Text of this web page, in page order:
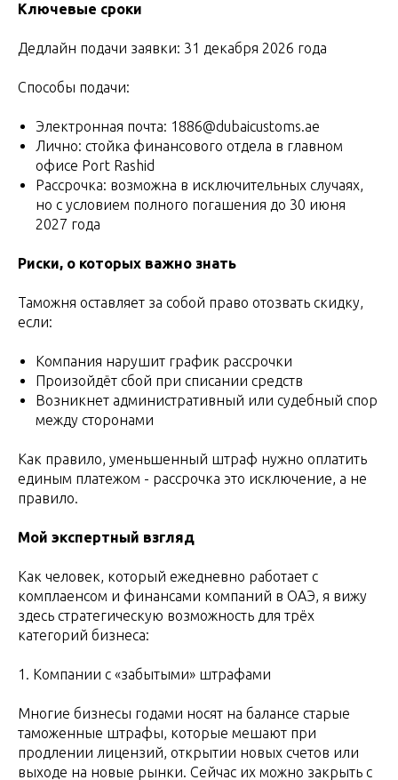
Ключевые сроки
Дедлайн подачи заявки: 31 декабря 2026 года
Способы подачи:
Электронная почта: 1886@dubaicustoms.ae
Лично: стойка финансового отдела в главном
офисе Port Rashid
Рассрочка: возможна в исключительных случаях,
но с условием полного погашения до 30 июня
2027 года
Риски, о которых важно знать
Таможня оставляет за собой право отозвать скидку,
если:
Компания нарушит график рассрочки
Произойдёт сбой при списании средств
Возникнет административный или судебный спор
между сторонами
Как правило, уменьшенный штраф нужно оплатить
единым платежом - рассрочка это исключение, а не
правило.
Мой экспертный взгляд
Как человек, который ежедневно работает с
комплаенсом и финансами компаний в ОАЭ, я вижу
здесь стратегическую возможность для трёх
категорий бизнеса:
1. Компании с «забытыми» штрафами
Многие бизнесы годами носят на балансе старые
таможенные штрафы, которые мешают при
продлении лицензий, открытии новых счетов или
выходе на новые рынки. Сейчас их можно закрыть с